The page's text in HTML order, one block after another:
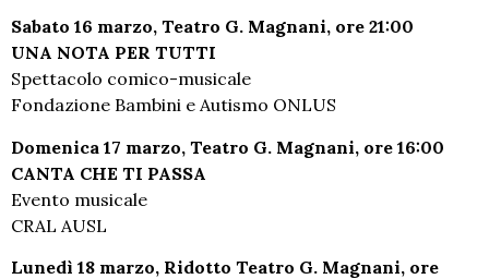
Sabato 16 marzo, Teatro G. Magnani, ore 21:00
UNA NOTA PER TUTTI
Spettacolo comico-musicale
Fondazione Bambini e Autismo ONLUS
Domenica 17 marzo, Teatro G. Magnani, ore 16:00
CANTA CHE TI PASSA
Evento musicale
CRAL AUSL
Lunedì 18 marzo, Ridotto Teatro G. Magnani, ore